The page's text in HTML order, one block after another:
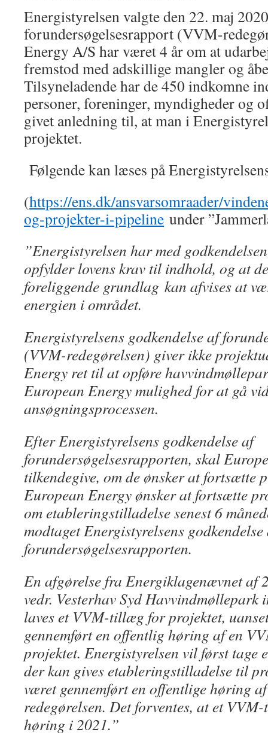
Energistyrelsen valgte den 22. maj
forundersøgelsesrapport (VVM-
Energy A/S har været 4 år om at
fremstod med adskillige mangler og
Tilsyneladende har de 450 indkomne
personer, foreninger, myndigheder og
givet anledning til, at man i
projektet.
Følgende kan læses på
(https://ens.dk/ansvarsomraader/
og-projekter-i-pipeline under
”Energistyrelsen har med
opfylder lovens krav til indhold, og at
foreliggende grundlag kan afvises at
energien i området.
Energistyrelsens godkendelse af
(VVM-redegørelsen) giver ikke
Energy ret til at opføre
European Energy mulighed for at gå
ansøgningsprocessen.
Efter Energistyrelsens godkendelse af
forundersøgelsesrapporten, skal
tilkendegive, om de ønsker at fortsætte
European Energy ønsker at fortsætte
om etableringstilladelse senest 6
modtaget Energistyrelsens godkendelse
forundersøgelsesrapporten.
En afgørelse fra Energiklagenævnet af
vedr. Vesterhav Syd Havvindmøllepark
laves et VVM-tillæg for projektet,
gennemført en offentlig høring af en
projektet. Energistyrelsen vil først
der kan gives etableringstilladelse til
været gennemført en offentlige høring
redegørelsen. Det forventes, at et
høring i 2021.”